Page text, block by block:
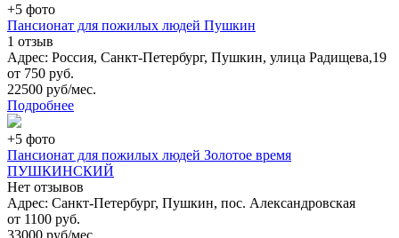
+5 фото
Пансионат для пожилых людей Пушкин
1 отзыв
Адрес: Россия, Санкт-Петербург, Пушкин, улица Радищева,19
от 750 руб.
22500 руб/мес.
Подробнее
+5 фото
Пансионат для пожилых людей Золотое время
ПУШКИНСКИЙ
Нет отзывов
Адрес: Санкт-Петербург, Пушкин, пос. Александровская
от 1100 руб.
33000 руб/мес.